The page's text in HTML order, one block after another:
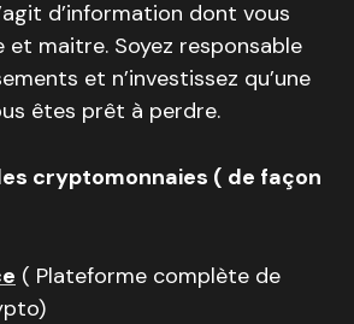
d’information dont vous
et maitre. Soyez responsable
et n’investissez qu’une
êtes prêt à perdre.
cryptomonnaies ( de façon
( Plateforme complète de